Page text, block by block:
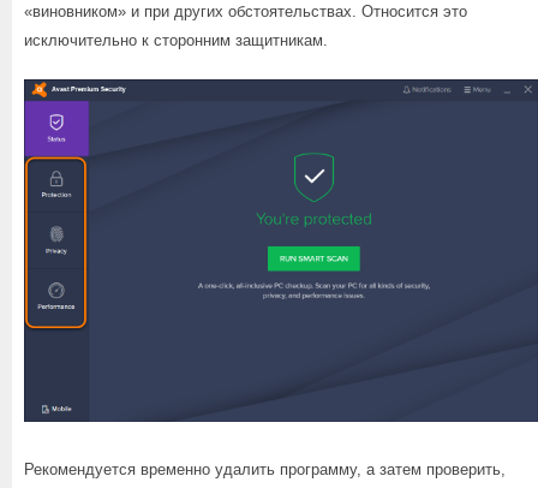
«виновником» и при других обстоятельствах. Относится это
исключительно к сторонним защитникам.
Рекомендуется временно удалить программу, а затем проверить,